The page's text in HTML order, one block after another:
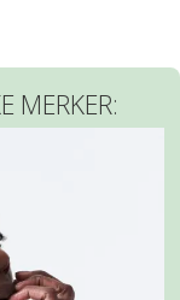
MERKER: